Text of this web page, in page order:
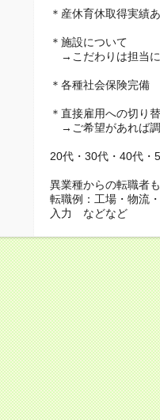
＊産休育休取得実績あ
＊施設について
→こだわりは担当に
＊各種社会保険完備
＊直接雇用への切り
→ご希望があれば調
20代・30代・40代・
異業種からの転職者
転職例：工場・物流
入力 などなど